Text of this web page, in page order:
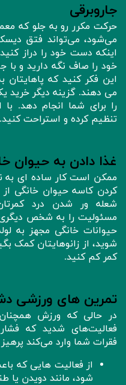
جاروبرقی
حرکت مکرر رو به جلو که
می‌شود، می‌تواند فتق
اینکه دست خود را دراز
خود را صاف نگه دارید و با
این فکر کنید که پاهایتان
می دهند. گزینه دیگر خرید
را برای شما انجام دهد.
تنظیم کرده و استراحت کنید.
غذا دادن به حیوان
ممکن است کار ساده ای به
کردن کاسه حیوان خانگی
شعله ور شدن درد
مسئولیت را به شخص
حیوانات خانگی مجهز به
شوید، از زانوهایتان کمک
کمر کم کنید.
تمرین های ورزشی
در حالی که ورزش
فعالیت‌های شدید که
فقرات شما وارد می‌کند
از فعالیت هایی که
شود، مانند دویدن یا